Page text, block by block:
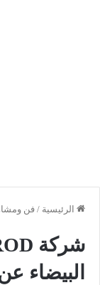
الرئيسية / فن
البيضاء